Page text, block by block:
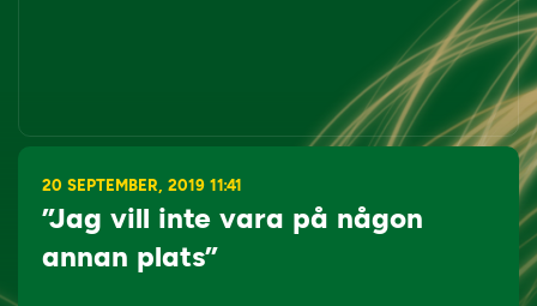
20 SEPTEMBER, 2019 11:41
”Jag vill inte vara på någon
annan plats”